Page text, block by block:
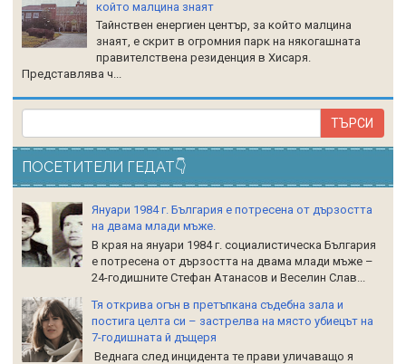
който малцина знаят
Тайнствен енергиен център, за който малцина
знаят, е скрит в огромния парк на някогашната
правителствена резиденция в Хисаря.
Представлява ч...
ПОСЕТИТЕЛИ ГЕДАТ👇
Януари 1984 г. България е потресена от дързостта
на двама млади мъже.
В края на януари 1984 г. социалистическа България
е потресена от дързостта на двама млади мъже –
24-годишните Стефан Атанасов и Веселин Слав...
Тя открива огън в претъпкана съдебна зала и
постига целта си – застрелва на място убиецът на
7-годишната й дъщеря
Веднага след инцидента те прави уличаващо я